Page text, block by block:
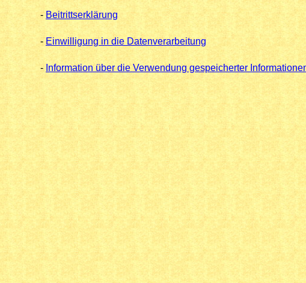
-Beitrittserklärung
-Einwilligung in die Datenverarbeitung
- Information über die Verwendung gespeicherter